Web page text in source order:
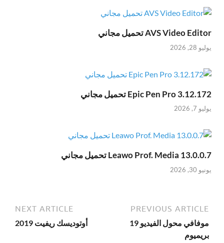
AVS Video Editor تحميل مجاني
يوليو 28, 2026
Epic Pen Pro 3.12.172 تحميل مجاني
يوليو 7, 2026
Leawo Prof. Media 13.0.0.7 تحميل مجاني
يونيو 30, 2026
PREVIOUS ARTICLE
موفافي محول الفيديو 19
بريميوم
NEXT ARTICLE
أوتوديسك ريفيت 2019